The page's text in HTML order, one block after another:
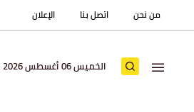
من نحن اتصل بنا الإعلان
الخميس 06 أغسطس 2026